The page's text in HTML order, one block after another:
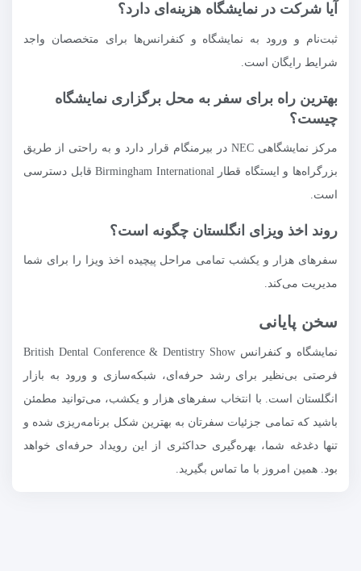
آیا شرکت در نمایشگاه هزینه‌ای دارد؟
ثبت‌نام و ورود به نمایشگاه و کنفرانس‌ها برای متخصصان واجد
شرایط رایگان است.
بهترین راه برای سفر به محل برگزاری نمایشگاه
چیست؟
مرکز نمایشگاهی NEC در بیرمنگام قرار دارد و به راحتی از طریق
بزرگراه‌ها و ایستگاه قطار Birmingham International قابل دسترسی
است.
روند اخذ ویزای انگلستان چگونه است؟
سفرهای هزار و یکشب تمامی مراحل پیچیده اخذ ویزا را برای شما
مدیریت می‌کند.
سخن پایانی
نمایشگاه و کنفرانس British Dental Conference & Dentistry Show
فرصتی بی‌نظیر برای رشد حرفه‌ای، شبکه‌سازی و ورود به بازار
انگلستان است. با انتخاب سفرهای هزار و یکشب، می‌توانید مطمئن
باشید که تمامی جزئیات سفرتان به بهترین شکل برنامه‌ریزی شده و
تنها دغدغه شما، بهره‌گیری حداکثری از این رویداد حرفه‌ای خواهد
بود. همین امروز با ما تماس بگیرید.